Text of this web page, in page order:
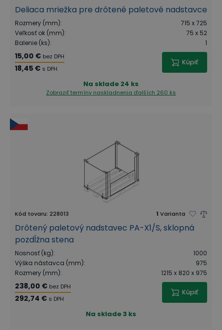
Deliaca mriežka pre drôtené paletové nadstavce
Rozmery (mm):
715 x 725
Veľkosť ok (mm):
75 x 52
Balenie (ks): 1
15,00 € bez DPH
18,45 € s DPH
Kúpiť
Na sklade 24 ks
Zobraziť termíny naskladnenia ďalších 260 ks
Kód tovaru: 228013 1 Varianta
Drôtený paletový nadstavec PA-X1/S, sklopná
pozdĺžna stena
Nosnosť (kg):
1000
Výška nástavca (mm):
975
Rozmery (mm): 1215 x 820 x 975
238,00 € bez DPH
292,74 € s DPH
Kúpiť
Na sklade3 ks